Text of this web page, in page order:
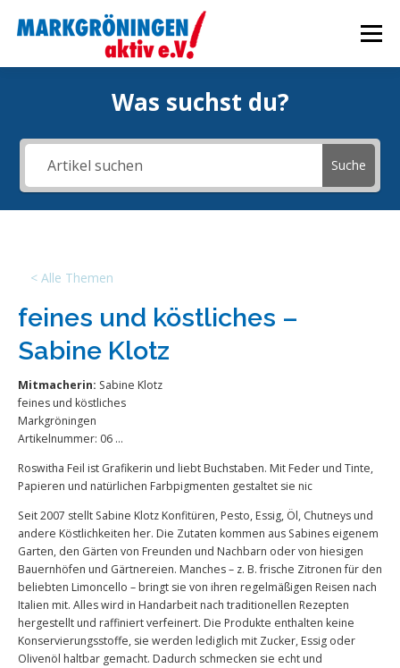
Inhalt
Menü
VERANSTALTUNGEN
WIRTSCHAFTSFÖRDERUNG
Was suchst du?
Suche
< Alle Themen
feines und köstliches –
Sabine Klotz
Mitmacherin: Sabine Klotz
feines und köstliches
Markgröningen
Artikelnummer: 06 …
Roswitha Feil ist Grafikerin und liebt Buchstaben. Mit Feder und Tinte,
Papieren und natürlichen Farbpigmenten gestaltet sie nic
Seit 2007 stellt Sabine Klotz Konfitüren, Pesto, Essig, Öl, Chutneys und
andere Köstlichkeiten her. Die Zutaten kommen aus Sabines eigenem
Garten, den Gärten von Freunden und Nachbarn oder von hiesigen
Bauernhöfen und Gärtnereien. Manches – z. B. frische Zitronen für den
beliebten Limoncello – bringt sie von ihren regelmäßigen Reisen nach
Italien mit. Alles wird in Handarbeit nach traditionellen Rezepten
hergestellt und raffiniert verfeinert. Die Produkte enthalten keine
Konservierungsstoffe, sie werden lediglich mit Zucker, Essig oder
Olivenöl haltbar gemacht. Dadurch schmecken sie echt und